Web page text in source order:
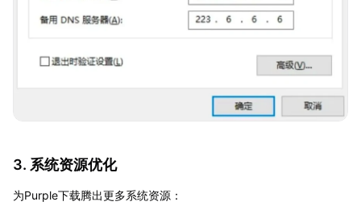
3. 系统资源优化
为Purple下载腾出更多系统资源：